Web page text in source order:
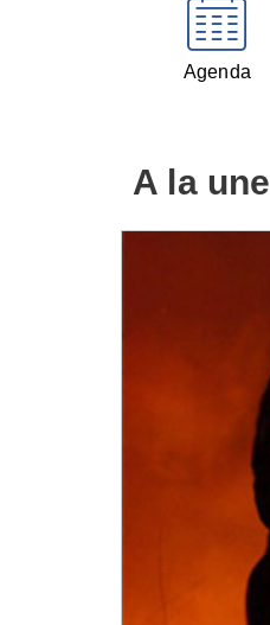
Agenda
A la une